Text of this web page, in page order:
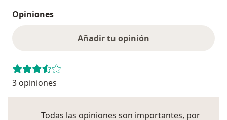
Opiniones
Añadir tu opinión
3 opiniones
Todas las opiniones son importantes, por